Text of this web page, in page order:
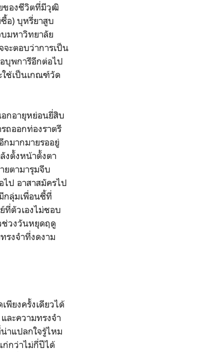
ของชีวิตที่มีวุฒิ
อ) บุหรี่ยาสูบ
มหาวิทยาลัย
ะตอบว่าการเป็น
บุพการีอีกต่อไป
ใช้เป็นเกณฑ์วัด
กอายุหย่อนยี่สิบ
ถออกท่องราตรี
กมากมายรออยู่
งตั้งหน้าตั้งตา
ยตามารุมจีบ
ไป อาสาสมัครไป
กลุ่มเพื่อนซี้ที่
ที่ตัวเองไม่ชอบ
ช่วงวันหยุดฤดู
รงจำที่งดงาม
พียงครั้งเดียวได้
ละความทรงจำ
าแปลกใจรู้ไหม
ก่กว่าไม่กี่ปีได้